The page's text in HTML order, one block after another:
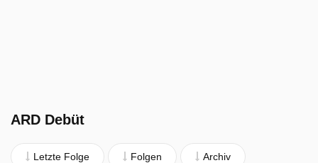
ARD Debüt
Letzte Folge Folgen Archiv